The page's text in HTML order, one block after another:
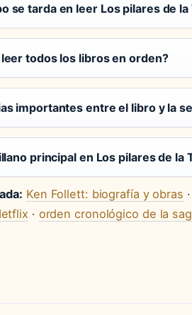
se tarda en leer Los pilares de
todos los libros en orden?
importantes entre el libro y la
principal en Los pilares de la
Ken Follett: biografía y obras
· orden cronológico de la